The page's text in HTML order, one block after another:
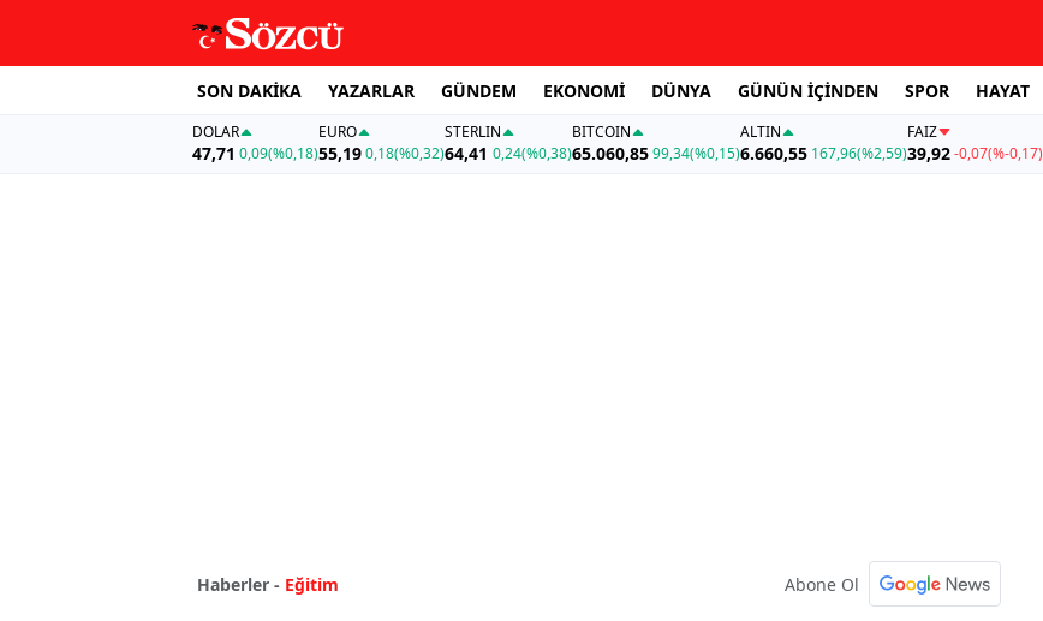
SON DAKİKA YAZARLAR GÜNDEM EKONOMİ DÜNYA GÜNÜN İÇİNDEN SPOR HAYAT
DOLAR
47,71 0,09(%0,18)
EURO
55,19 0,18(%0,32)
STERLIN
64,41 0,24(%0,38)
BITCOIN
65.060,8599,34(%0,15)
ALTIN
6.660,55 167,96(%2,59)
FAİZ
39,92-0,07(%-0,17)
Haberler - Eğitim Abone Ol